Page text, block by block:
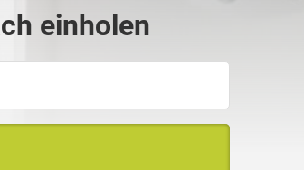
einholen